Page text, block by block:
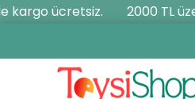
ücretsiz. 2000 TL